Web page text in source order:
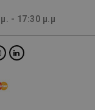
- 17:30 μ.μ